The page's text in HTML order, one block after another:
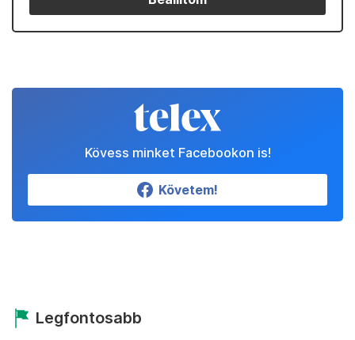
Kövess minket Facebookon is!
Követem!
Legfontosabb